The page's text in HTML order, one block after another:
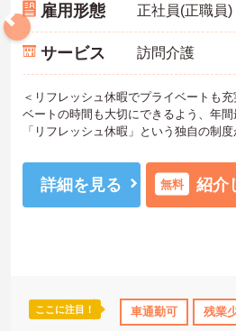
ポート 研修制度あり 産休･育休･
雇用形態 正社員(正職員)
サービス 訪問介護
＜リフレッシュ休暇でプライベートも
ベートの時間も大切にできるよう、年
「リフレッシュ休暇」という独自の制
趣味を楽しむスタッフも多くいます。ま
度と少なめで、夜勤もないため、生活
く長く働き続けられる環境です。
ェッショナルとしてスキルを磨けるだ
度を通じて将来的なステップアップも
詳細を見る 無料 紹介
ここに注目！ 車通勤可 残業